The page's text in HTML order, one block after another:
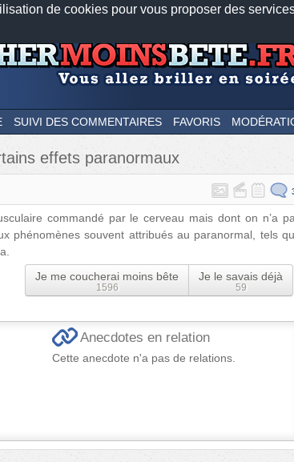
de cookies pour vous proposer des
Nos applications mobiles Newsletter
SUIVI DES COMMENTAIRES FAVORIS
effets paranormaux
commandé par le cerveau mais dont on n’a
phénomènes souvent attribués au paranormal, tels
Je me coucherai moins bête
1596
Je le savais déjà
59
Anecdotes en relation
Cette anecdote n'a pas de relations.